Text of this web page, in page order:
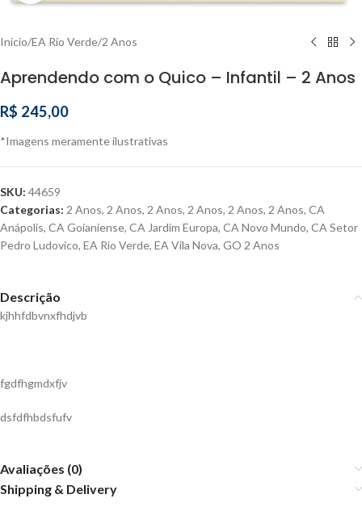
Início/EA Rio Verde/2 Anos
Aprendendo com o Quico – Infantil – 2 Anos
R$ 245,00
*Imagens meramente ilustrativas
SKU: 44659
Categorias: 2 Anos, 2 Anos, 2 Anos, 2 Anos, 2 Anos, 2 Anos, CA
Anápolis, CA Goianiense, CA Jardim Europa, CA Novo Mundo, CA Setor
Pedro Ludovico, EA Rio Verde, EA Vila Nova, GO 2 Anos
Descrição
kjhhfdbvnxfhdjvb
fgdfhgmdxfjv
dsfdfhbdsfufv
Avaliações (0)
Shipping & Delivery